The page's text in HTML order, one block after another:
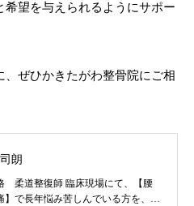
望を与えられるようにサポー
ぜひかきたがわ整骨院にご相
朗
柔道整復師 臨床現場にて、【腰
】で長年悩み苦しんでいる方を、数